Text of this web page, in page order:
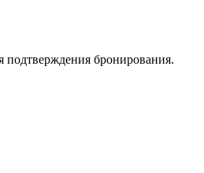
бронирования.